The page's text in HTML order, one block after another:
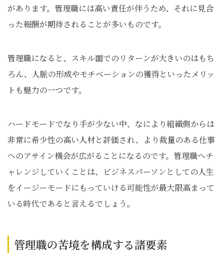
があります。管理職には高い責任が伴うため、それに見合
った報酬が期待されることが多いものです。
管理職になると、スキル面でのリターンが大きいのはもち
ろん、人脈の形成やモチベーションの獲得といったメリッ
トも魅力の一つです。
ハードモードでなり手が少ない中、なにより組織側からは
非常に希少性の高い人材と評価され、より裁量のある仕事
へのアサイン機会が広がることになるのです。管理職へチ
ャレンジしていくことは、ビジネスパーソンとしての人生
をイージーモードにもっていける可能性が最大限高まって
いる時代であると言えるでしょう。
管理職の苦境を構成する諸要素